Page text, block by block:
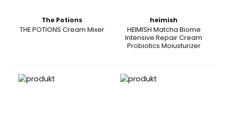
The Potions
THE POTIONS Cream Mixer
heimish
HEIMISH Matcha Biome
Intensive Repair Cream
Probiotics Moiusturizer